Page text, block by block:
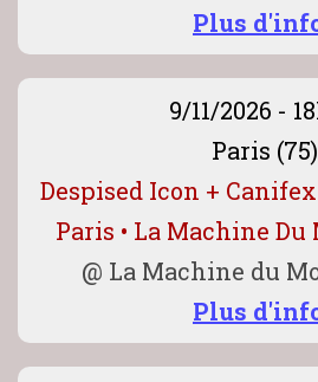
Plus
9/11/2026 -
Paris (75)
Despised Icon +
Paris • La Machine
@ La Machine du
Plus